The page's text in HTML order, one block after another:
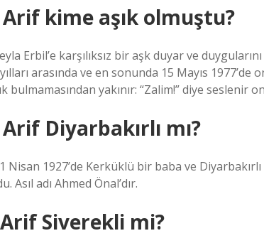
kime aşık olmuştu?
Erbil’e karşılıksız bir aşk duyar ve
arasında ve en sonunda 15 Mayıs
bulmamasından yakınır: “Zalim!” diye seslenir
Diyarbakırlı mı?
Nisan 1927’de Kerküklü bir baba ve
Asıl adı Ahmed Önal’dır.
Siverekli mi?